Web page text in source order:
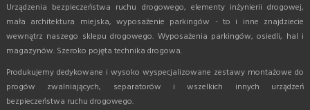
Urządzenia bezpieczeństwa ruchu drogowego, elementy inżynierii drogowej,
mała architektura miejska, wyposażenie parkingów - to i inne znajdziecie
wewnątrz naszego sklepu drogowego. Wyposażenia parkingów, osiedli, hal i
magazynów. Szeroko pojęta technika drogowa.
Produkujemy dedykowane i wysoko wyspecjalizowane zestawy montażowe do
progów zwalniających, separatorów i wszelkich innych urządzeń
bezpieczeństwa ruchu drogowego.